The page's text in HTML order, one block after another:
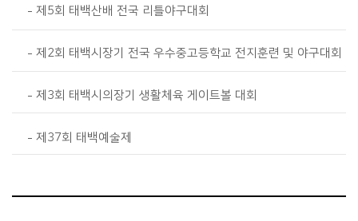
제5회 태백산배 전국 리틀야구대회
제2회 태백시장기 전국 우수중고등학교 전지훈련 및 야구대회
제3회 태백시의장기 생활체육 게이트볼 대회
제37회 태백예술제